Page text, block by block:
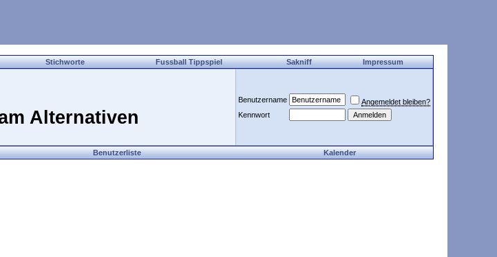
Stichworte Fussball Tippspiel Sakniff Impressum
Alternativen
Benutzername
Angemeldet bleiben?
Kennwort
Benutzerliste Kalender